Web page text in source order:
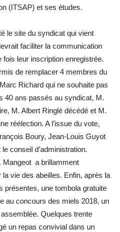
(ITSAP) et ses études.
le site du syndicat qui vient
faciliter la communication
leur inscription enregistrée.
de remplacer 4 membres du
Richard qui ne souhaite pas
40 ans passés au syndicat, M.
M. Albert Ringlé décédé et M.
réélection. A l’issue du vote,
Boury, Jean-Louis Guyot
conseil d’administration.
Mangeot a brillamment
vie des abeilles. Enfin, après la
présentes, une tombola gratuite
au concours des miels 2018, un
Quelques trente
un repas convivial dans un